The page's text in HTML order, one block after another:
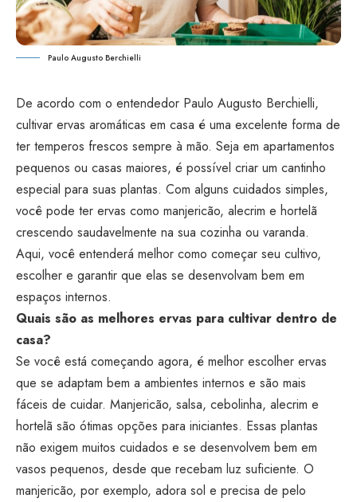
Paulo Augusto Berchielli
De acordo com o entendedor Paulo Augusto Berchielli,
cultivar ervas aromáticas em casa é uma excelente forma de
ter temperos frescos sempre à mão. Seja em apartamentos
pequenos ou casas maiores, é possível criar um cantinho
especial para suas plantas. Com alguns cuidados simples,
você pode ter ervas como manjericão, alecrim e hortelã
crescendo saudavelmente na sua cozinha ou varanda.
Aqui, você entenderá melhor como começar seu cultivo,
escolher e garantir que elas se desenvolvam bem em
espaços internos.
Quais são as melhores ervas para cultivar dentro de
casa?
Se você está começando agora, é melhor escolher ervas
que se adaptam bem a ambientes internos e são mais
fáceis de cuidar. Manjericão, salsa, cebolinha, alecrim e
hortelã são ótimas opções para iniciantes. Essas plantas
não exigem muitos cuidados e se desenvolvem bem em
vasos pequenos, desde que recebam luz suficiente. O
manjericão, por exemplo, adora sol e precisa de pelo